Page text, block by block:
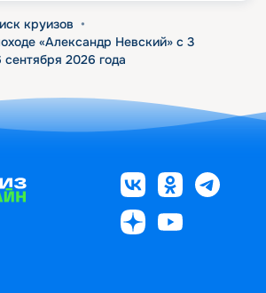
круизов •
«Александр Невский» с 3
2026 года